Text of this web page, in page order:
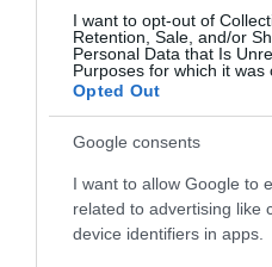
I want to opt-out of
Retention, Sale, and/or
Personal Data that Is
Purposes for which it was
Opted Out
Google consents
I want to allow Google to
related to advertising like
device identifiers in apps.
ΑΕΚ
PAGENEWS
Μπενίτεθ
PAGENEWS
02.05.2026 |